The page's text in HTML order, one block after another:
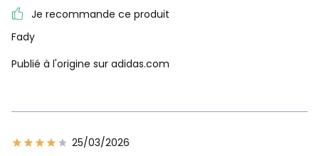
Je recommande ce produit
Fady
Publié à l'origine sur adidas.com
25/03/2026